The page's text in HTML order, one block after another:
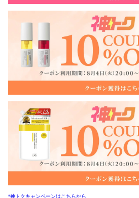
*神トクキャンペーンはこちらから